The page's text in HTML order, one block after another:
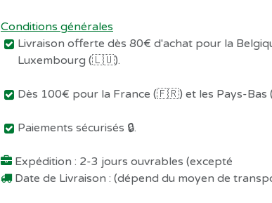
Conditions générales
Livraison offerte dès 80€ d'achat pour la
Luxembourg (🇱🇺).
Dès 100€ pour la France (🇫🇷) et les Pays-
Paiements sécurisés 🔒.
Expédition : 2-3 jours ouvrables (excepté
Date de Livraison : (dépend du moyen de